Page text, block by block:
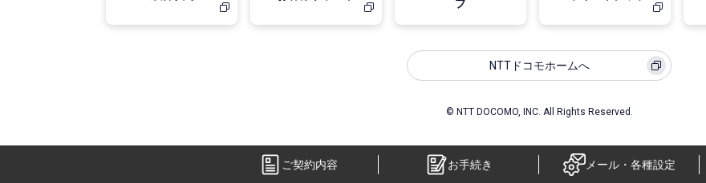
プ
NTTドコモホームへ
© NTT DOCOMO, INC. All Rights Reserved.
ご契約内容 お手続き メール・各種設定